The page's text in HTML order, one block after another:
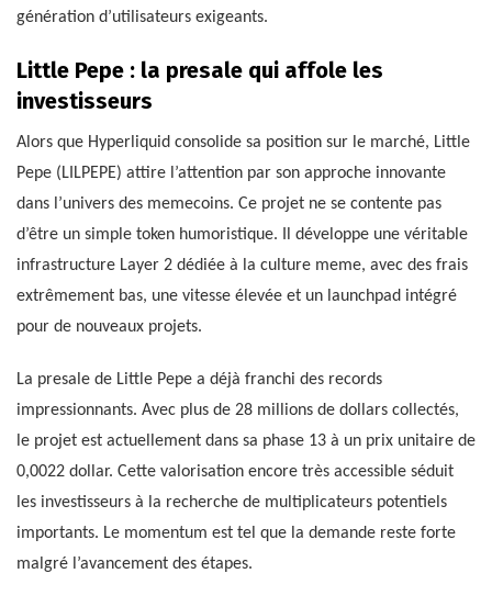
génération d’utilisateurs exigeants.
Little Pepe : la presale qui affole les
investisseurs
Alors que Hyperliquid consolide sa position sur le marché, Little
Pepe (LILPEPE) attire l’attention par son approche innovante
dans l’univers des memecoins. Ce projet ne se contente pas
d’être un simple token humoristique. Il développe une véritable
infrastructure Layer 2 dédiée à la culture meme, avec des frais
extrêmement bas, une vitesse élevée et un launchpad intégré
pour de nouveaux projets.
La presale de Little Pepe a déjà franchi des records
impressionnants. Avec plus de 28 millions de dollars collectés,
le projet est actuellement dans sa phase 13 à un prix unitaire de
0,0022 dollar. Cette valorisation encore très accessible séduit
les investisseurs à la recherche de multiplicateurs potentiels
importants. Le momentum est tel que la demande reste forte
malgré l’avancement des étapes.